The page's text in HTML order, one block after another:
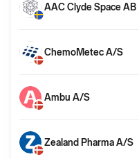
AAC Clyde Space AB
ChemoMetec A/S
Ambu A/S
Zealand Pharma A/S